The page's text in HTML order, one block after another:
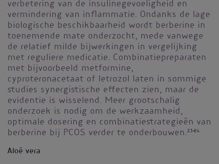
verbetering van de insulinegevoeligheid en
vermindering van inflammatie. Ondanks de lage
biologische beschikbaarheid wordt berberine in
toenemende mate onderzocht, mede vanwege
de relatief milde bijwerkingen in vergelijking
met reguliere medicatie. Combinatiepreparaten
met bijvoorbeeld metformine,
cyproteronacetaat of letrozol laten in sommige
studies synergistische effecten zien, maar de
evidentie is wisselend. Meer grootschalig
onderzoek is nodig om de werkzaamheid,
optimale dosering en combinatiestrategieën van
berberine bij PCOS verder te onderbouwen.23-24
Aloë vera